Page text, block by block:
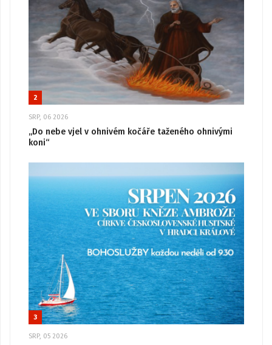
2
SRP, 06 2026
„Do nebe vjel v ohnivém kočáře taženého ohnivými
koni“
3
SRP, 05 2026